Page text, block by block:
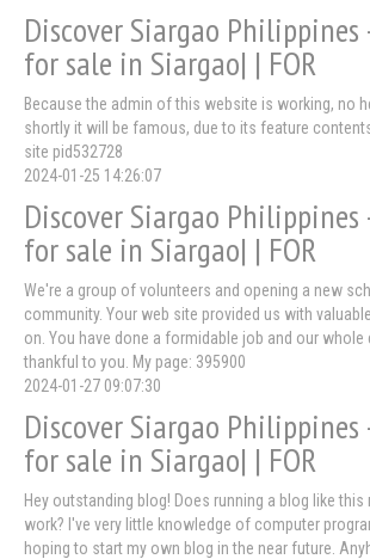
Discover Siargao Philippines
for sale in Siargao| | FOR
Because the admin of this website is working, no
shortly it will be famous, due to its feature
site pid532728
2024-01-25 14:26:07
Discover Siargao Philippines
for sale in Siargao| | FOR
We're a group of volunteers and opening a new
community. Your web site provided us with
on. You have done a formidable job and our
thankful to you. My page: 395900
2024-01-27 09:07:30
Discover Siargao Philippines
for sale in Siargao| | FOR
Hey outstanding blog! Does running a blog like
work? I've very little knowledge of computer
hoping to start my own blog in the near future.